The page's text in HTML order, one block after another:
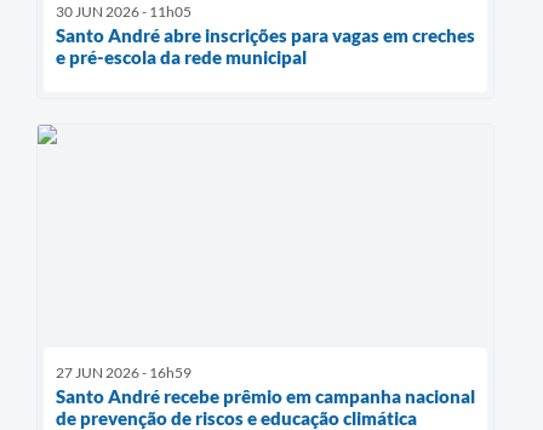
30 JUN 2026 - 11h05
Santo André abre inscrições para vagas em creches
e pré-escola da rede municipal
27 JUN 2026 - 16h59
Santo André recebe prêmio em campanha nacional
de prevenção de riscos e educação climática